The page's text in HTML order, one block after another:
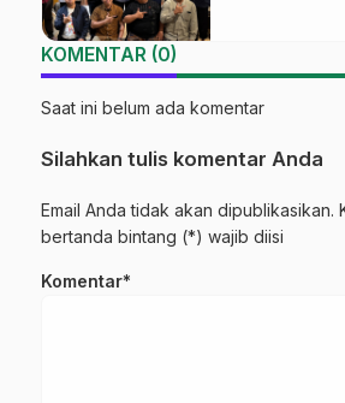
KOMENTAR (0)
Saat ini belum ada komentar
Silahkan tulis komentar Anda
Email Anda tidak akan dipublikasikan.
bertanda bintang (*) wajib diisi
Komentar*